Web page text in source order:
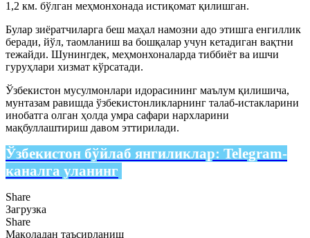
1,2 км. бўлган меҳмонхонада истиқомат қилишган.
Булар зиёратчиларга беш маҳал намозни адо этишга енгиллик
беради, йўл, таомланиш ва бошқалар учун кетадиган вақтни
тежайди. Шунингдек, меҳмонхоналарда тиббиёт ва ишчи
гуруҳлари хизмат кўрсатади.
Ўзбекистон мусулмонлари идорасининг маълум қилишича,
мунтазам равишда ўзбекистонликларнинг талаб-истакларини
инобатга олган ҳолда умра сафари нархларини
мақбуллаштириш давом эттирилади.
Ўзбекистон бўйлаб янгиликлар: Telegram-
каналга уланинг
Share
Загрузка
Share
Мақоладан таъсирланиш